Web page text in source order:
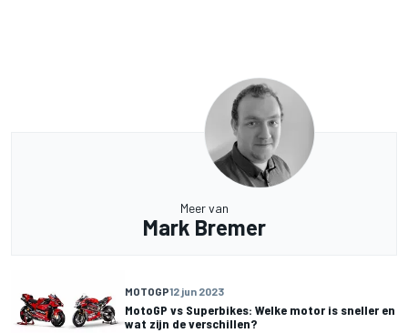
Meer van
Mark Bremer
MOTOGP12 jun 2023
MotoGP vs Superbikes: Welke motor is sneller en
wat zijn de verschillen?